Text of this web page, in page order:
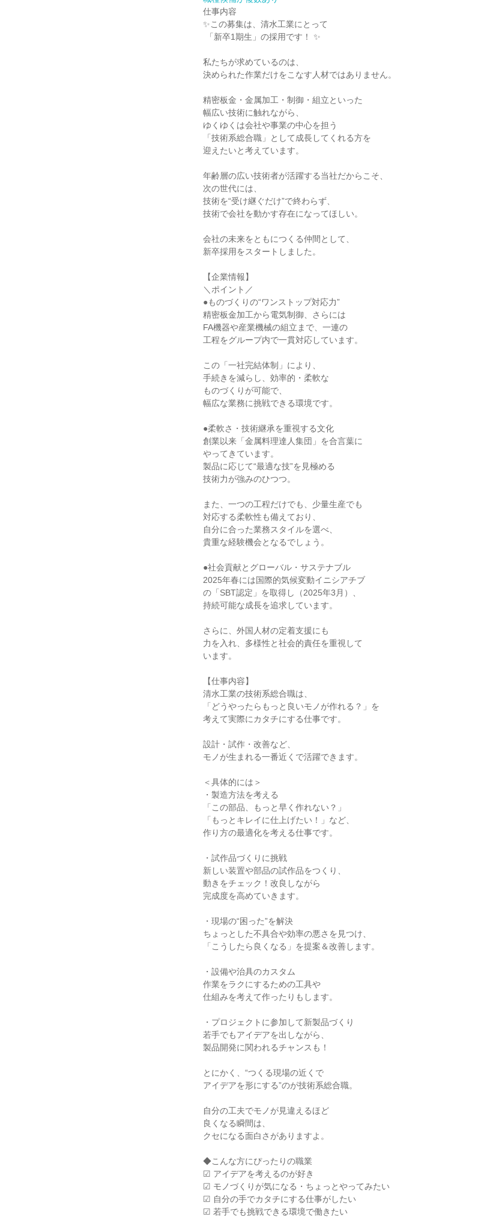
仕事内容
✨この募集は、清水工業にとって
私たちが求めているのは、
決められた作業だけをこなす人材ではありません。
精密板金・金属加工・制御・組立といった
幅広い技術に触れながら、
ゆくゆくは会社や事業の中心を担う
「技術系総合職」として成長してくれる方を
迎えたいと考えています。
年齢層の広い技術者が活躍する当社だからこそ、
次の世代には、
技術を“受け継ぐだけ”で終わらず、
技術で会社を動かす存在になってほしい。
会社の未来をともにつくる仲間として、
新卒採用をスタートしました。
【企業情報】
＼ポイント／
●ものづくりの“ワンストップ対応力”
精密板金加工から電気制御、さらには
FA機器や産業機械の組立まで、一連の
工程をグループ内で一貫対応しています。
この「一社完結体制」により、
手続きを減らし、効率的・柔軟な
ものづくりが可能で、
幅広な業務に挑戦できる環境です。
●柔軟さ・技術継承を重視する文化
創業以来「金属料理達人集団」を合言葉に
やってきています。
製品に応じて“最適な技”を見極める
技術力が強みのひつつ。
また、一つの工程だけでも、少量生産でも
対応する柔軟性も備えており、
自分に合った業務スタイルを選べ、
貴重な経験機会となるでしょう。
●社会貢献とグローバル・サステナブル
2025年春には国際的気候変動イニシアチブ
の「SBT認定」を取得し（2025年3月）、
持続可能な成長を追求しています。
さらに、外国人材の定着支援にも
力を入れ、多様性と社会的責任を重視して
います。
【仕事内容】
清水工業の技術系総合職は、
「どうやったらもっと良いモノが作れる？」を
考えて実際にカタチにする仕事です。
設計・試作・改善など、
モノが生まれる一番近くで活躍できます。
＜具体的には＞
・製造方法を考える
「この部品、もっと早く作れない？」
「もっとキレイに仕上げたい！」など、
作り方の最適化を考える仕事です。
・試作品づくりに挑戦
新しい装置や部品の試作品をつくり、
動きをチェック！改良しながら
完成度を高めていきます。
・現場の“困った”を解決
ちょっとした不具合や効率の悪さを見つけ、
「こうしたら良くなる」を提案＆改善します。
・設備や治具のカスタム
作業をラクにするための工具や
仕組みを考えて作ったりもします。
・プロジェクトに参加して新製品づくり
若手でもアイデアを出しながら、
製品開発に関われるチャンスも！
とにかく、“つくる現場の近くで
アイデアを形にする”のが技術系総合職。
自分の工夫でモノが見違えるほど
良くなる瞬間は、
クセになる面白さがありますよ。
◆こんな方にぴったりの職業
☑ アイデアを考えるのが好き
☑ モノづくりが気になる・ちょっとやってみたい
☑ 自分の手でカタチにする仕事がしたい
☑ 若手でも挑戦できる環境で働きたい